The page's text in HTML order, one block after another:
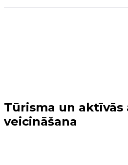
Tūrisma un aktīvās
veicināšana